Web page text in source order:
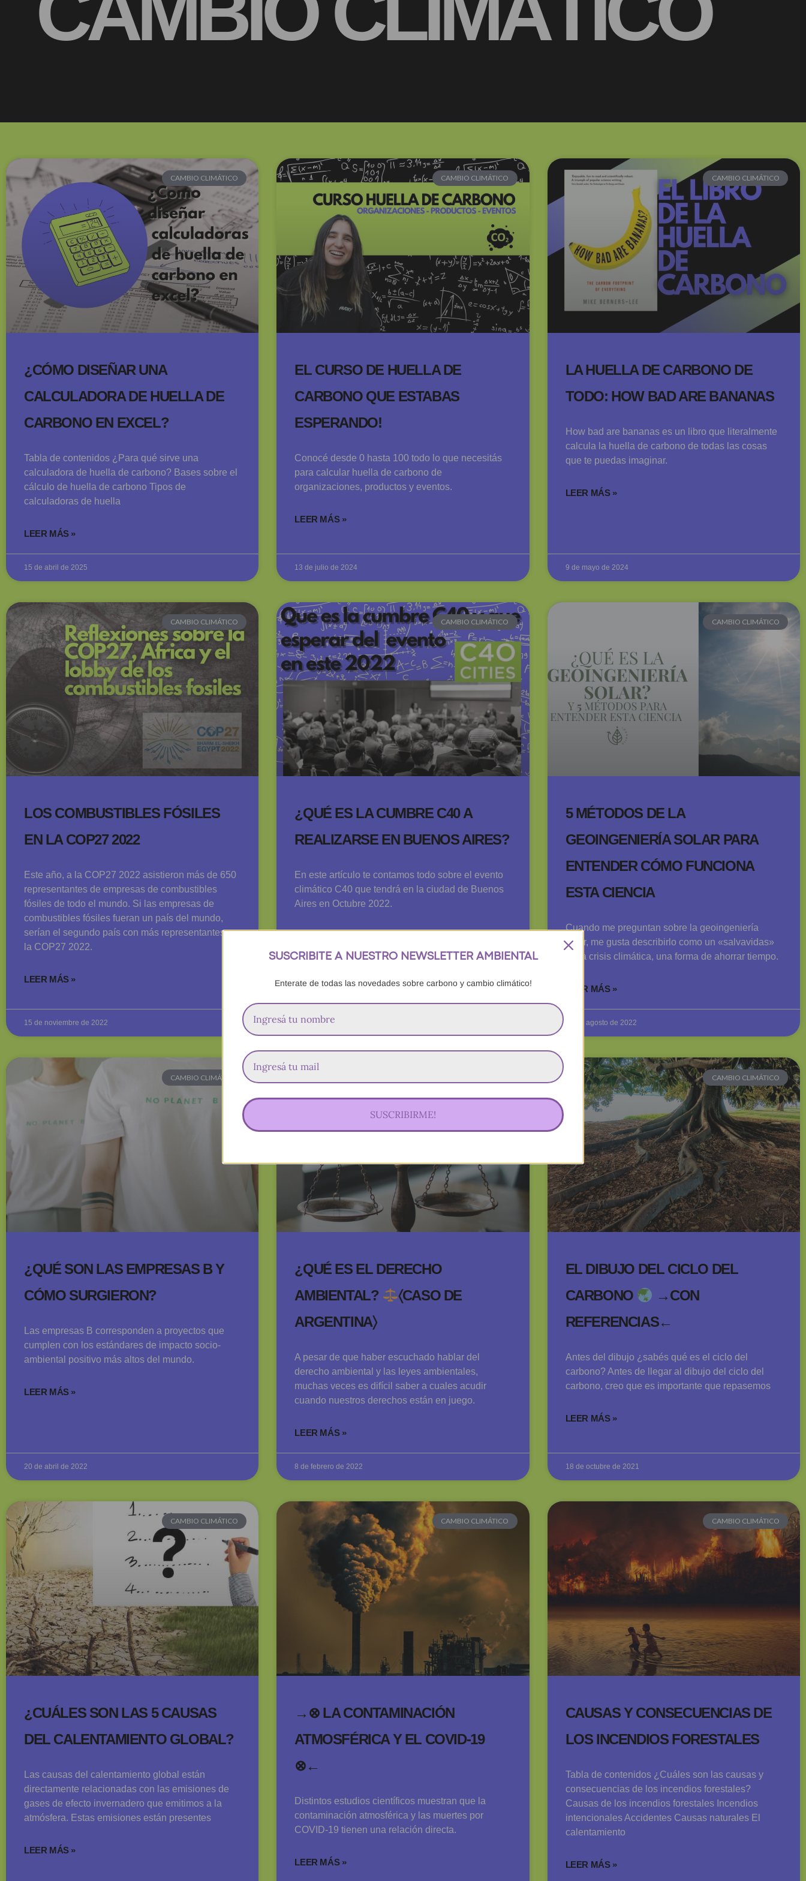
CAMBIO CLIMÁTICO
¿CÓMO DISEÑAR UNA
CALCULADORA DE HUELLA DE
CARBONO EN EXCEL?
Tabla de contenidos ¿Para qué sirve una
calculadora de huella de carbono? Bases sobre el
cálculo de huella de carbono Tipos de
calculadoras de huella
LEER MÁS »
15 de abril de 2025
CAMBIO CLIMÁTICO
EL CURSO DE HUELLA DE
CARBONO QUE ESTABAS
ESPERANDO!
Conocé desde 0 hasta 100 todo lo que necesitás
para calcular huella de carbono de
organizaciones, productos y eventos.
LEER MÁS »
13 de julio de 2024
CAMBIO CLIMÁTICO
LA HUELLA DE CARBONO DE
TODO: HOW BAD ARE BANANAS
How bad are bananas es un libro que literalmente
calcula la huella de carbono de todas las cosas
que te puedas imaginar.
LEER MÁS »
9 de mayo de 2024
CAMBIO CLIMÁTICO
LOS COMBUSTIBLES FÓSILES
EN LA COP27 2022
Este año, a la COP27 2022 asistieron más de 650
representantes de empresas de combustibles
fósiles de todo el mundo. Si las empresas de
combustibles fósiles fueran un país del mundo,
serían el segundo país con más representantes en
la COP27 2022.
LEER MÁS »
15 de noviembre de 2022
CAMBIO CLIMÁTICO
¿QUÉ ES LA CUMBRE C40 A
REALIZARSE EN BUENOS AIRES?
En este artículo te contamos todo sobre el evento
climático C40 que tendrá en la ciudad de Buenos
Aires en Octubre 2022.
18 de octubre de 2022
CAMBIO CLIMÁTICO
5 MÉTODOS DE LA
GEOINGENIERÍA SOLAR PARA
ENTENDER CÓMO FUNCIONA
ESTA CIENCIA
Cuando me preguntan sobre la geoingeniería
solar, me gusta describirlo como un «salvavidas»
en la crisis climática, una forma de ahorrar tiempo.
LEER MÁS »
22 de agosto de 2022
CAMBIO CLIMÁTICO
¿QUÉ SON LAS EMPRESAS B Y
CÓMO SURGIERON?
Las empresas B corresponden a proyectos que
cumplen con los estándares de impacto socio-
ambiental positivo más altos del mundo.
LEER MÁS »
20 de abril de 2022
¿QUÉ ES EL DERECHO
AMBIENTAL?
〈CASO DE
ARGENTINA〉
A pesar de que haber escuchado hablar del
derecho ambiental y las leyes ambientales,
muchas veces es difícil saber a cuales acudir
cuando nuestros derechos están en juego.
LEER MÁS »
8 de febrero de 2022
CAMBIO CLIMÁTICO
EL DIBUJO DEL CICLO DEL
CARBONO
→CON
REFERENCIAS←
Antes del dibujo ¿sabés qué es el ciclo del
carbono? Antes de llegar al dibujo del ciclo del
carbono, creo que es importante que repasemos
LEER MÁS »
18 de octubre de 2021
CAMBIO CLIMÁTICO
¿CUÁLES SON LAS 5 CAUSAS
DEL CALENTAMIENTO GLOBAL?
Las causas del calentamiento global están
directamente relacionadas con las emisiones de
gases de efecto invernadero que emitimos a la
atmósfera. Estas emisiones están presentes
LEER MÁS »
CAMBIO CLIMÁTICO
→⊗ LA CONTAMINACIÓN
ATMOSFÉRICA Y EL COVID-19
⊗←
Distintos estudios científicos muestran que la
contaminación atmosférica y las muertes por
COVID-19 tienen una relación directa.
LEER MÁS »
CAMBIO CLIMÁTICO
CAUSAS Y CONSECUENCIAS DE
LOS INCENDIOS FORESTALES
Tabla de contenidos ¿Cuáles son las causas y
consecuencias de los incendios forestales?
Causas de los incendios forestales Incendios
intencionales Accidentes Causas naturales El
calentamiento
LEER MÁS »
SUSCRIBITE A NUESTRO NEWSLETTER AMBIENTAL
Enterate de todas las novedades sobre carbono y cambio climático!
SUSCRIBIRME!